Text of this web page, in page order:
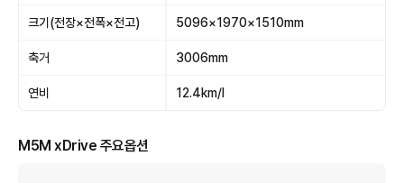
크기(전장×전폭×전고) 5096×1970×1510mm
축거 3006mm
연비 12.4km/l
M5M xDrive 주요옵션